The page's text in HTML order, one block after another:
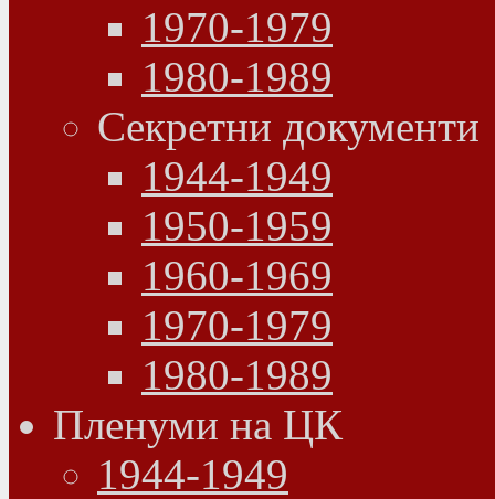
1970-1979
1980-1989
Секретни документи
1944-1949
1950-1959
1960-1969
1970-1979
1980-1989
Пленуми на ЦК
1944-1949